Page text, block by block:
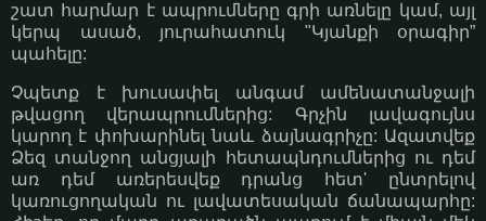
շատ հարմար է ապրումները գրի առնելը կամ, այլ
կերպ ասած, յուրահատուկ "Կյանքի օրագիր”
պահելը:
Չպետք է խուսափել անգամ ամենատանջալի
թվացող վերապրումներից: Գրչին լավագույնս
կարող է փոխարինել նաև ձայնագրիչը: Ազատվեք
Ձեզ տանջող անցյալի հետապնդումներից ու դեմ
առ դեմ առերեսվեք դրանց հետ' ընտրելով
կառուցողական ու լավատեսական ճանապարհը: